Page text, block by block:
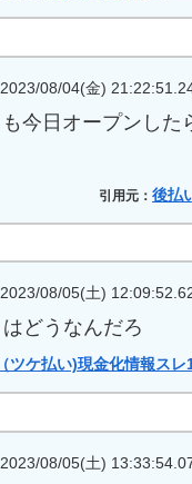
08/04(金)
今日オープンした
引用元： 後払
08/05(土)
どうなんだろ
ツケ払い)現金化情報スレ
08/05(土)